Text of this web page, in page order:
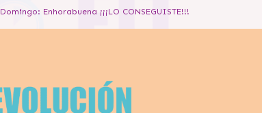
Domingo: Enhorabuena ¡¡¡LO CONSEGUISTE!!!